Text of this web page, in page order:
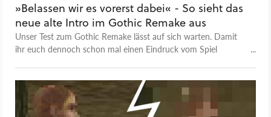
»Belassen wir es vorerst dabei« - So sieht das
neue alte Intro im Gothic Remake aus
Unser Test zum Gothic Remake lässt auf sich warten. Damit
ihr euch dennoch schon mal einen Eindruck vom Spiel
Perspektive eines Gothic-Veteranen gespielt und für sehr gut
befunden. Das Gothic Remake erscheint am 5. Juni 2026 für
PC, PlayStation 5 und Xbox Series X/S.